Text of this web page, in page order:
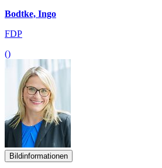
Bodtke, Ingo
FDP
()
Bildinformationen